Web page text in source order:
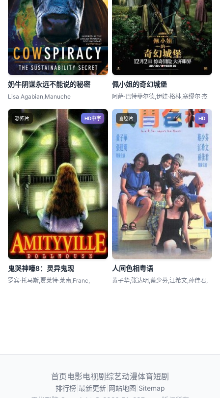
奶牛阴谋永远不能说的秘密
Lisa Agabian,Manuche
佩小姐的奇幻城堡
阿萨·巴特菲尔德,伊娃·格林,塞缪尔·杰
恐怖片 HD中字
鬼哭神嚎8：灵异鬼现
罗宾·托马斯,贾莱特·莱南,Franc,
喜剧片 HD
人间色相粤语
黄子华,张达明,蔡少芬,江希文,孙佳君,
首页电影电视剧 综艺动漫体育短剧
排行榜| 最新更新| 网站地图 Sitemap